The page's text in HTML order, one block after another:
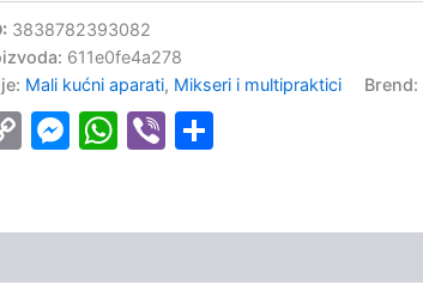
3838782393082
611e0fe4a278
Mali kućni aparati, Mikseri i multipraktici Brend:
CopyMessenger
WhatsApp
Viber